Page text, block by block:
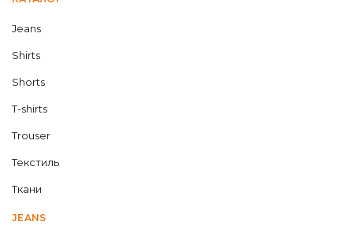
Jeans
Shirts
Shorts
T-shirts
Trouser
Текстиль
Ткани
JEANS